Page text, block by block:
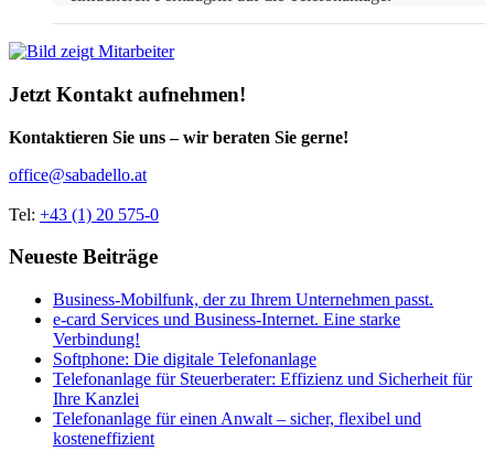
Jetzt Kontakt aufnehmen!
Kontaktieren Sie uns – wir beraten Sie gerne!
office@sabadello.at
Tel: +43 (1) 20 575-0
Neueste Beiträge
Business-Mobilfunk, der zu Ihrem Unternehmen passt.
e-card Services und Business-Internet. Eine starke
Verbindung!
Softphone: Die digitale Telefonanlage
Telefonanlage für Steuerberater: Effizienz und Sicherheit für
Ihre Kanzlei
Telefonanlage für einen Anwalt – sicher, flexibel und
kosteneffizient